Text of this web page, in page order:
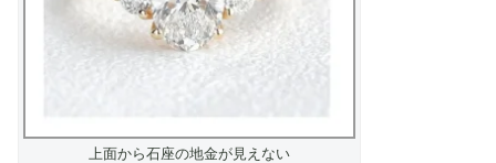
上面から石座の地金が見えない